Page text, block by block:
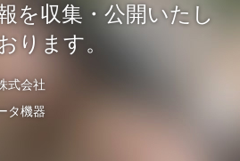
を収集・公開いたし
ります。
式会社
タ機器